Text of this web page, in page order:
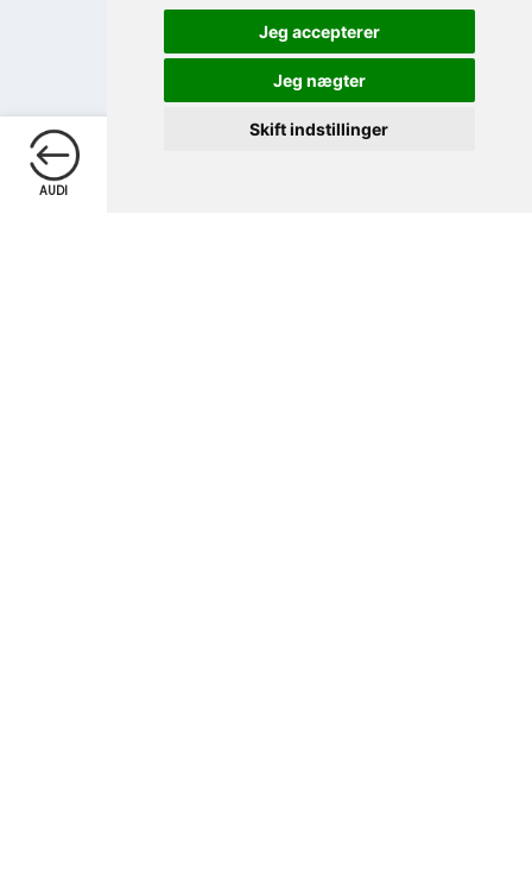
Jeg accepterer
Jeg nægter
Skift indstillinger
AUDI